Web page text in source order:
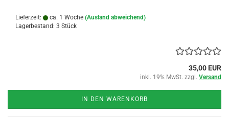
Lieferzeit: ca. 1 Woche (Ausland abweichend)
Lagerbestand: 3 Stück
35,00 EUR
inkl. 19% MwSt. zzgl. Versand
IN DEN WARENKORB